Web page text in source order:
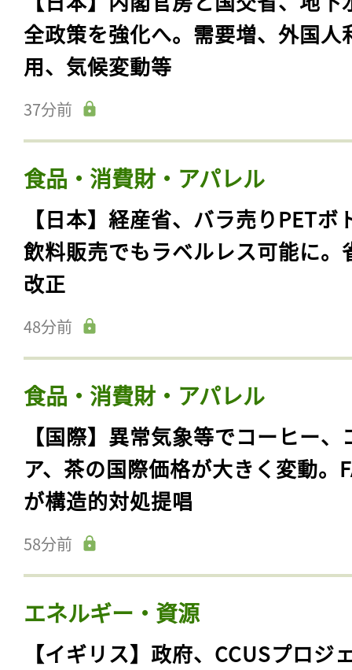
全政策を強化へ。需要増、外国人
用、気候変動等
37分前
食品・消費財・アパレル
【日本】経産省、バラ売りPETボ
飲料販売でもラベルレス可能に。
改正
48分前
食品・消費財・アパレル
【国際】異常気象等でコーヒー、
ア、茶の国際価格が大きく変動。
が構造的対処提唱
58分前
エネルギー・資源
【イギリス】政府、CCUSプロジ